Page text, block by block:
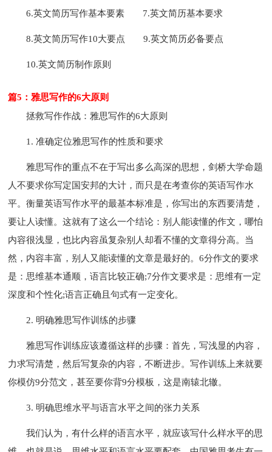
6.英文简历写作基本要素 7.英文简历基本要求
8.英文简历写作10大要点 9.英文简历必备要点
10.英文简历制作原则
篇5：雅思写作的6大原则
拯救写作作战：雅思写作的6大原则
1. 准确定位雅思写作的性质和要求
雅思写作的重点不在于写出多么高深的思想，剑桥大学命题
人不要求你写定国安邦的大计，而只是在考查你的英语写作水
平。衡量英语写作水平的最基本标准是，你写出的东西要清楚，
要让人读懂。这就有了这么一个结论：别人能读懂的作文，哪怕
内容很浅显，也比内容虽复杂别人却看不懂的文章得分高。当
然，内容丰富，别人又能读懂的文章是最好的。6分作文的要求
是：思维基本通顺，语言比较正确;7分作文要求是：思维有一定
深度和个性化;语言正确且句式有一定变化。
2. 明确雅思写作训练的步骤
雅思写作训练应该遵循这样的步骤：首先，写浅显的内容，
力求写清楚，然后写复杂的内容，不断进步。写作训练上来就要
你模仿9分范文，甚至要你背9分模板，这是南辕北辙。
3. 明确思维水平与语言水平之间的张力关系
我们认为，有什么样的语言水平，就应该写什么样水平的思